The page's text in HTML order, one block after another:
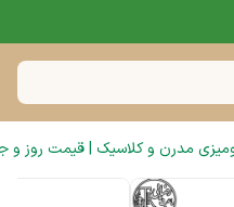
مدرن و کلاسیک | قیمت روز و